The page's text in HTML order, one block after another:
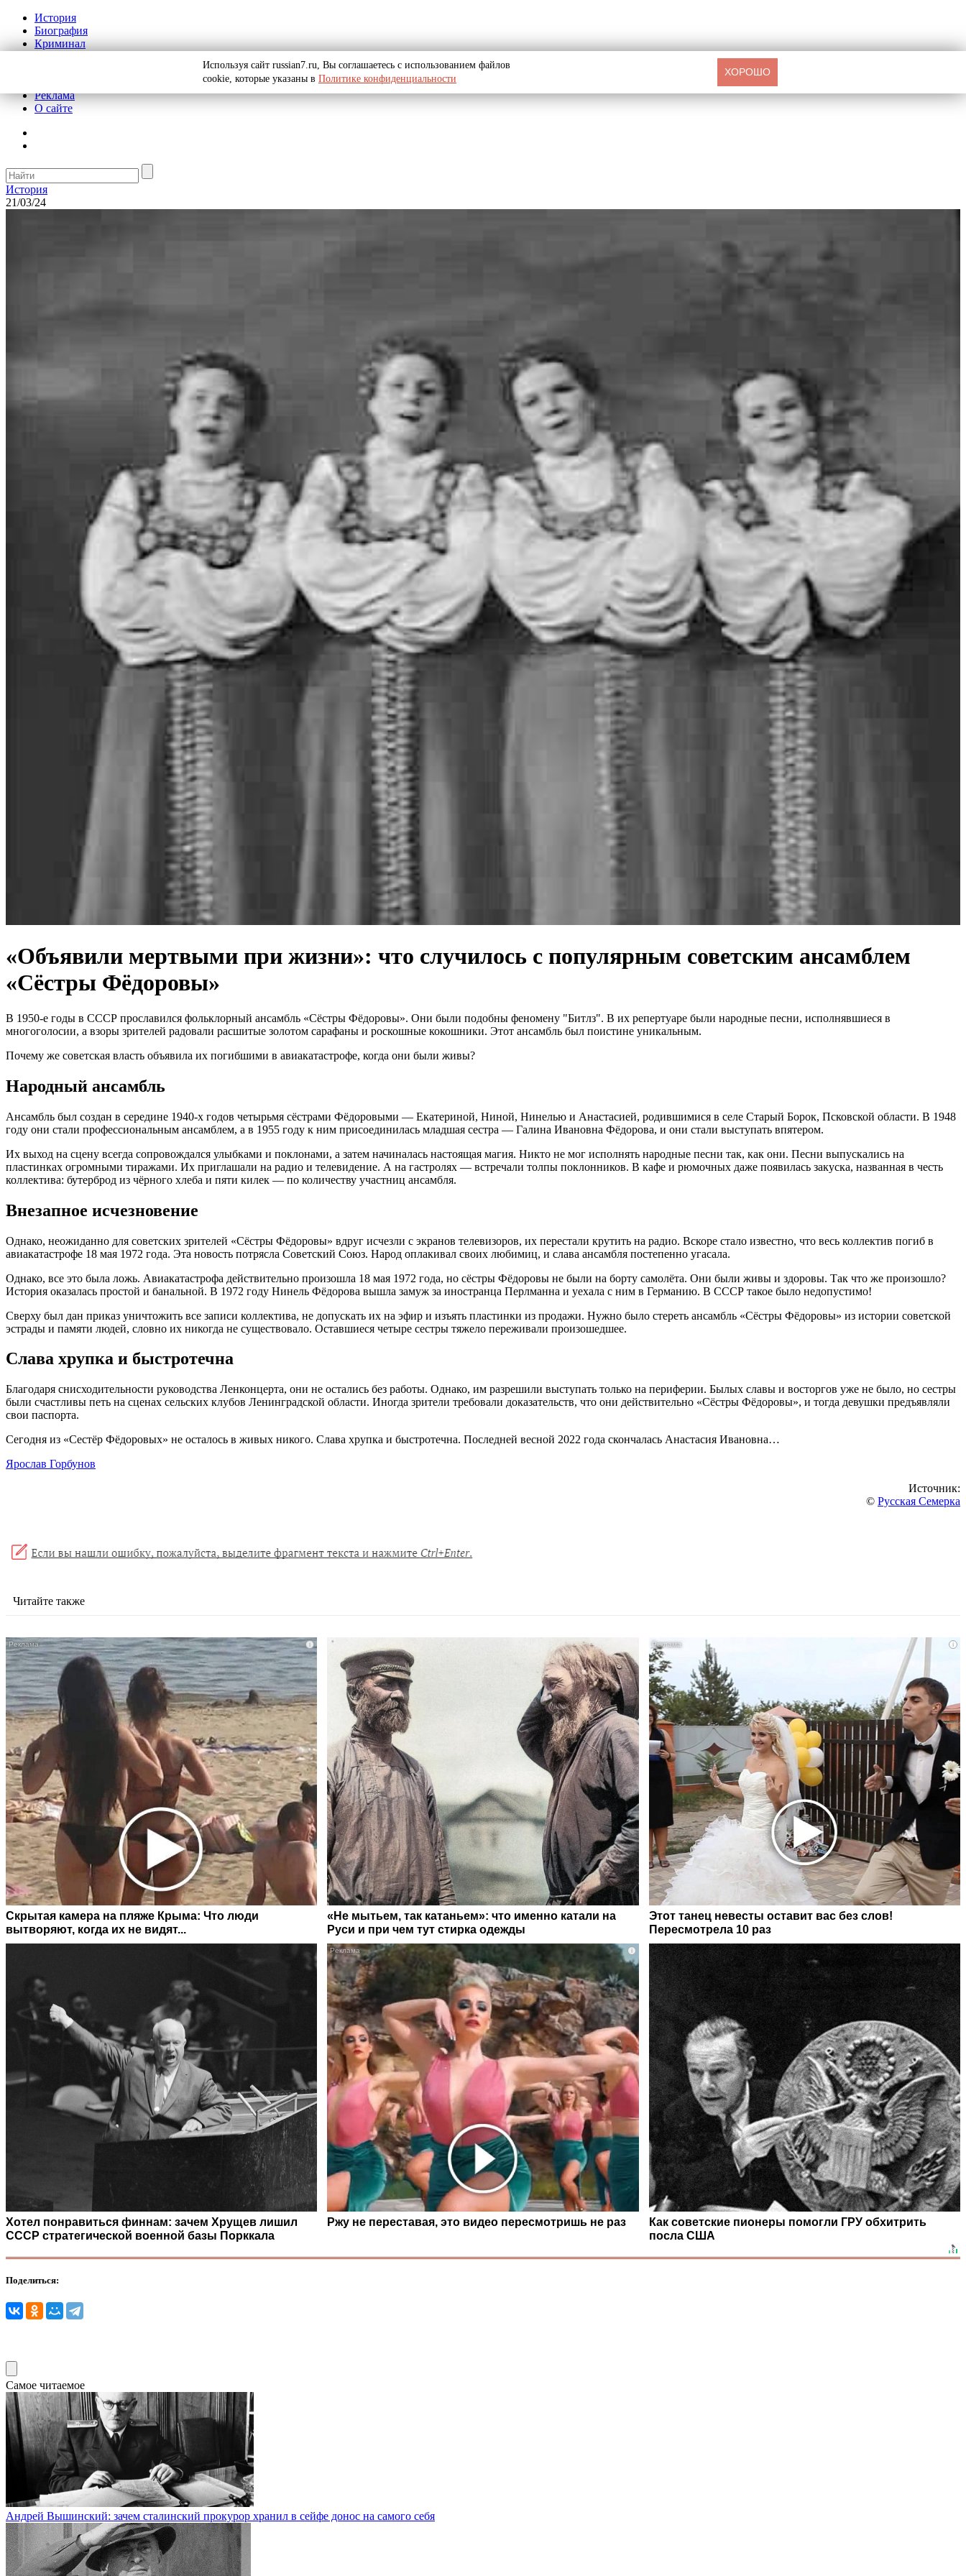
История
Биография
Криминал
Реклама
О сайте
История
21/03/24
«Объявили мертвыми при жизни»: что случилось с популярным советским ансамблем
«Сёстры Фёдоровы»
В 1950-е годы в СССР прославился фольклорный ансамбль «Сёстры Фёдоровы». Они были подобны феномену "Битлз". В их репертуаре были народные песни, исполнявшиеся в
многоголосии, а взоры зрителей радовали расшитые золотом сарафаны и роскошные кокошники. Этот ансамбль был поистине уникальным.
Почему же советская власть объявила их погибшими в авиакатастрофе, когда они были живы?
Народный ансамбль
Ансамбль был создан в середине 1940-х годов четырьмя сёстрами Фёдоровыми — Екатериной, Ниной, Нинелью и Анастасией, родившимися в селе Старый Борок, Псковской области. В 1948
году они стали профессиональным ансамблем, а в 1955 году к ним присоединилась младшая сестра — Галина Ивановна Фёдорова, и они стали выступать впятером.
Их выход на сцену всегда сопровождался улыбками и поклонами, а затем начиналась настоящая магия. Никто не мог исполнять народные песни так, как они. Песни выпускались на
пластинках огромными тиражами. Их приглашали на радио и телевидение. А на гастролях — встречали толпы поклонников. В кафе и рюмочных даже появилась закуска, названная в честь
коллектива: бутерброд из чёрного хлеба и пяти килек — по количеству участниц ансамбля.
Внезапное исчезновение
Однако, неожиданно для советских зрителей «Сёстры Фёдоровы» вдруг исчезли с экранов телевизоров, их перестали крутить на радио. Вскоре стало известно, что весь коллектив погиб в
авиакатастрофе 18 мая 1972 года. Эта новость потрясла Советский Союз. Народ оплакивал своих любимиц, и слава ансамбля постепенно угасала.
Однако, все это была ложь. Авиакатастрофа действительно произошла 18 мая 1972 года, но сёстры Фёдоровы не были на борту самолёта. Они были живы и здоровы. Так что же произошло?
История оказалась простой и банальной. В 1972 году Нинель Фёдорова вышла замуж за иностранца Перлманна и уехала с ним в Германию. В СССР такое было недопустимо!
Сверху был дан приказ уничтожить все записи коллектива, не допускать их на эфир и изъять пластинки из продажи. Нужно было стереть ансамбль «Сёстры Фёдоровы» из истории советской
эстрады и памяти людей, словно их никогда не существовало. Оставшиеся четыре сестры тяжело переживали произошедшее.
Слава хрупка и быстротечна
Благодаря снисходительности руководства Ленконцерта, они не остались без работы. Однако, им разрешили выступать только на периферии. Былых славы и восторгов уже не было, но сестры
были счастливы петь на сценах сельских клубов Ленинградской области. Иногда зрители требовали доказательств, что они действительно «Сёстры Фёдоровы», и тогда девушки предъявляли
свои паспорта.
Сегодня из «Сестёр Фёдоровых» не осталось в живых никого. Слава хрупка и быстротечна. Последней весной 2022 года скончалась Анастасия Ивановна…
Ярослав Горбунов
Источник:
© Русская Семерка
Читайте также
i
Скрытая камера на пляже Крыма: Что люди
вытворяют, когда их не видят...
«Не мытьем, так катаньем»: что именно катали на
Руси и при чем тут стирка одежды
i
Этот танец невесты оставит вас без слов!
Пересмотрела 10 раз
Хотел понравиться финнам: зачем Хрущев лишил
СССР стратегической военной базы Порккала
i
Ржу не переставая, это видео пересмотришь не раз
Как советские пионеры помогли ГРУ обхитрить
посла США
Поделиться:
Самое читаемое
Андрей Вышинский: зачем сталинский прокурор хранил в сейфе донос на самого себя
Используя сайт russian7.ru, Вы соглашаетесь с использованием файлов
cookie, которые указаны в Политике конфиденциальности
ХОРОШО